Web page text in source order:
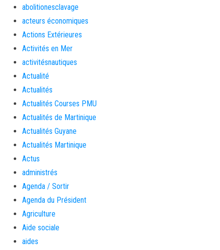
abolitionesclavage
acteurs économiques
Actions Extérieures
Activités en Mer
activitésnautiques
Actualité
Actualités
Actualités Courses PMU
Actualités de Martinique
Actualités Guyane
Actualités Martinique
Actus
administrés
Agenda / Sortir
Agenda du Président
Agriculture
Aide sociale
aides